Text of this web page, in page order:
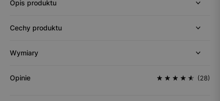
Opis produktu
Cechy produktu
Wymiary
Opinie (28)